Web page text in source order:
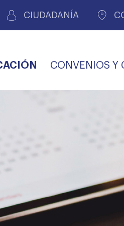
CIUDADANÍA
CONVENIOS Y
RECETAS
privada